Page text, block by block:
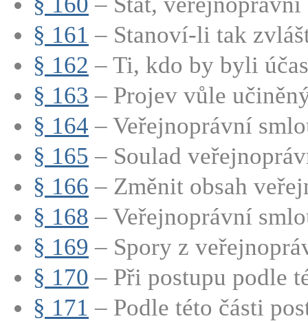
§ 161 – Stanoví-li tak
§ 162 – Ti, kdo by byli
§ 163 – Projev vůle
§ 164 – Veřejnoprávní
§ 165 – Soulad
§ 166 – Změnit obsah
§ 168 – Veřejnoprávní
§ 169 – Spory z
§ 170 – Při postupu podle
§ 171 – Podle této části